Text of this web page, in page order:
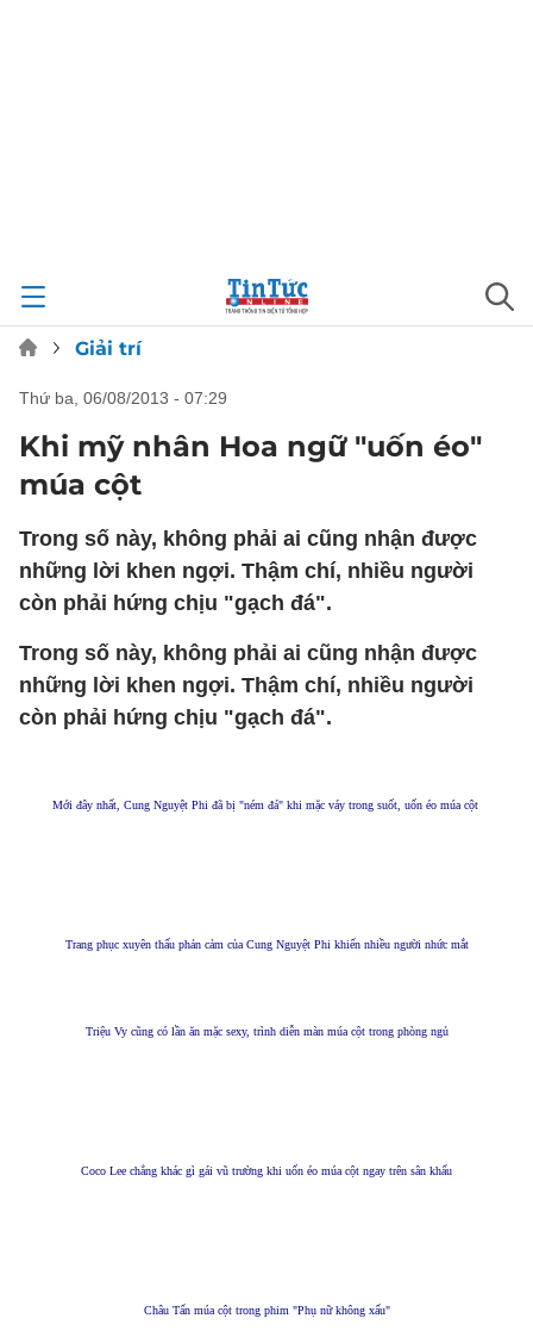
Giải trí
thứ ba, 06/08/2013 - 07:29
Khi mỹ nhân Hoa ngữ "uốn éo"
múa cột
Trong số này, không phải ai cũng nhận được
những lời khen ngợi. Thậm chí, nhiều người
còn phải hứng chịu "gạch đá".
Trong số này, không phải ai cũng nhận được
những lời khen ngợi. Thậm chí, nhiều người
còn phải hứng chịu "gạch đá".
Mới đây nhất, Cung Nguyệt Phi đã bị "ném đá" khi mặc váy trong suốt, uốn éo múa cột
Trang phục xuyên thấu phản cảm của Cung Nguyệt Phi khiến nhiều người nhức mắt
Triệu Vy cũng có lần ăn mặc sexy, trình diễn màn múa cột trong phòng ngủ
Coco Lee chẳng khác gì gái vũ trường khi uốn éo múa cột ngay trên sân khấu
Châu Tấn múa cột trong phim "Phụ nữ không xấu"